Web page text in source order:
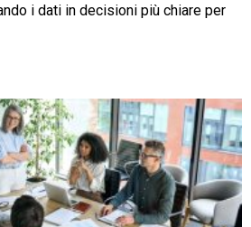
i dati in decisioni più chiare per